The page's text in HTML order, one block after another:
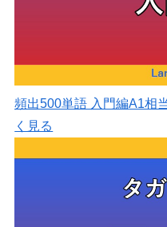
頻出500単語 入門編A1相
く見る